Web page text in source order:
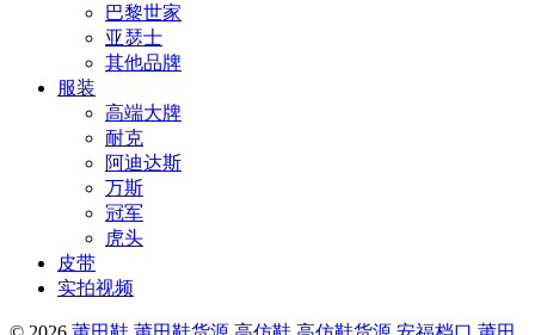
巴黎世家
亚瑟士
其他品牌
服装
高端大牌
耐克
阿迪达斯
万斯
冠军
虎头
皮带
实拍视频